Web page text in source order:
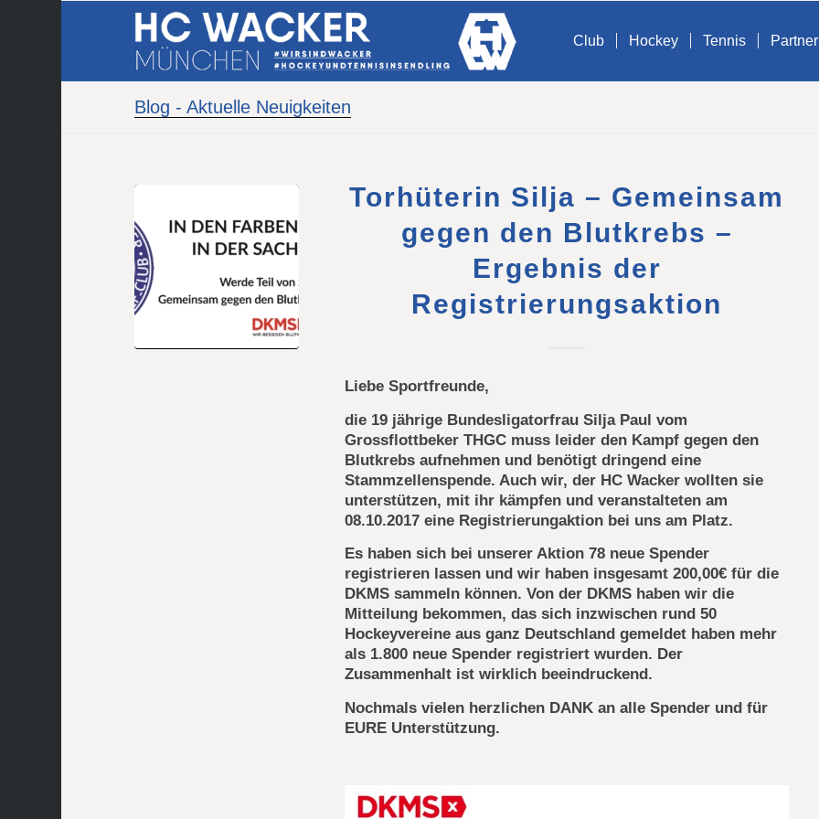
Club Hockey Tennis Partner
Blog - Aktuelle Neuigkeiten
Torhüterin Silja – Gemeinsam
gegen den Blutkrebs –
Ergebnis der
Registrierungsaktion
Liebe Sportfreunde,
die 19 jährige Bundesligatorfrau Silja Paul vom
Grossflottbeker THGC muss leider den Kampf gegen den
Blutkrebs aufnehmen und benötigt dringend eine
Stammzellenspende. Auch wir, der HC Wacker wollten sie
unterstützen, mit ihr kämpfen und veranstalteten am
08.10.2017 eine Registrierungaktion bei uns am Platz.
Es haben sich bei unserer Aktion 78 neue Spender
registrieren lassen und wir haben insgesamt 200,00€ für die
DKMS sammeln können. Von der DKMS haben wir die
Mitteilung bekommen, das sich inzwischen rund 50
Hockeyvereine aus ganz Deutschland gemeldet haben mehr
als 1.800 neue Spender registriert wurden. Der
Zusammenhalt ist wirklich beeindruckend.
Nochmals vielen herzlichen DANK an alle Spender und für
EURE Unterstützung.